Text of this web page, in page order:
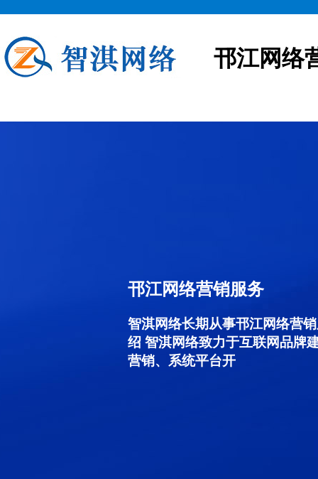
邗江网络
邗江网络营销服务
智淇网络长期从事邗江网络营
绍 智淇网络致力于互联网品牌
营销、系统平台开